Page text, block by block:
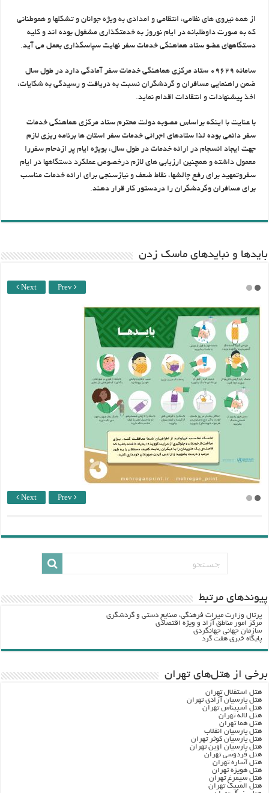
از همه نیروی های نظامی، انتظامی و امدادی به ویژه جوانان و تشکلها و هموطنانی
که به صورت داوطلبانه در ایام نوروز به خدمتگذاری مشغول بوده اند و کلیه
دستگاههای عضو ستاد هماهنگی خدمات سفر نهایت سپاسگذاری بعمل می آید.
سامانه ۰۹۶۲۹ ستاد مرکزی هماهنگی خدمات سفر آمادگی دارد در طول سال
ضمن راهنمایی مسافران و گردشگران نسبت به دریافت و رسیدگی به شکایات،
اخذ پیشنهادات و انتقادات اقدام نماید.
با عنایت با اینکه براساس مصوبه دولت محترم ستاد مرکزی هماهنگی خدمات
سفر دائمی بوده لذا ستادهای اجرائی خدمات سفر استان ها برنامه ریزی لازم
جهت ایجاد انسجام در ارائه خدمات در طول سال، بویژه ایام پر ازدحام سفررا
معمول داشته و همچنین ارزیابی های لازم درخصوص عملکرد دستگاهها در ایام
سفروتمهید برای رفع چالشها، نقاط ضعف و نیازسنجی برای ارائه خدمات مناسب
برای مسافران وگردشگران را دردستور کار قرار دهند.
باید‌ها و نبایدهای ماسک زدن
Next Prev
Next Prev
پيوندهاي مرتبط
پرتال وزارت ميراث فرهنگي، صنایع دستی و گردشگري
مرکز امور مناطق آزاد و ویژه اقتصادی
سازمان جهانی جهانگردی
پایگاه خبری هفت گرد
برخی از هتل‌های تهران
هتل استقلال تهران
هتل پارسیان آزادی تهران
هتل اسپیناس تهران
هتل لاله تهران
هتل هما تهران
هتل پارسیان انقلاب
هتل پارسیان کوثر تهران
هتل پارسیان اوین تهران
هتل فردوسی تهران
هتل آساره تهران
هتل هویزه تهران
هتل سیمرغ تهران
هتل المپیک تهران